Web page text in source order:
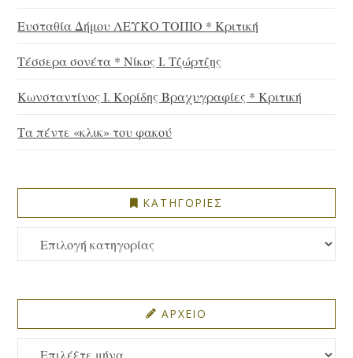
Ευσταθία Δήμου ΛΕΥΚΟ ΤΟΠΙΟ * Κριτική
Τέσσερα σονέτα * Νίκος Ι. Τζώρτζης
Κωνσταντίνος Ι. Κορίδης Βραχυγραφίες * Κριτική
Τα πέντε «κλικ» του φακού
ΚΑΤΗΓΟΡΙΕΣ
ΚΑΤΗΓΟΡΙΕΣ
ΑΡΧΕΙΟ
ΑΡΧΕΙΟ